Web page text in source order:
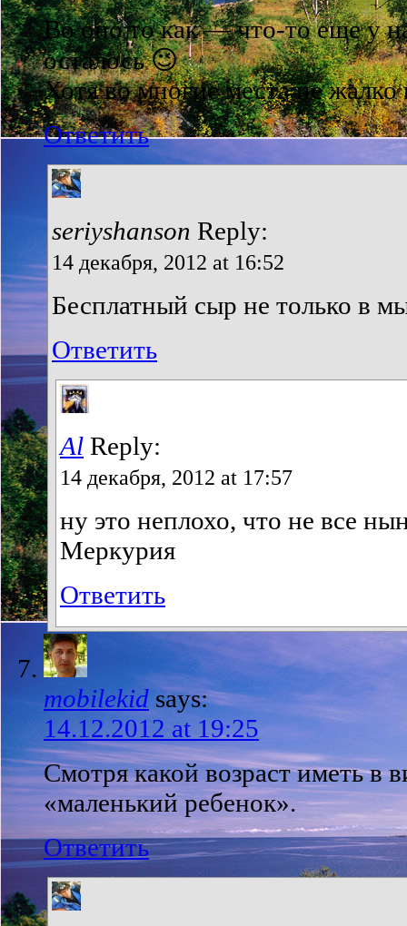
Во оно то как — что-то еще у
осталось 😉
Хотя во многие места не жалко
Ответить
seriyshanson Reply:
14 декабря, 2012 at 16:52
Бесплатный сыр не только в
Ответить
Al Reply:
14 декабря, 2012 at 17:57
ну это неплохо, что не все
Меркурия
Ответить
mobilekid says:
14.12.2012 at 19:25
Смотря какой возраст иметь в
«маленький ребенок».
Ответить